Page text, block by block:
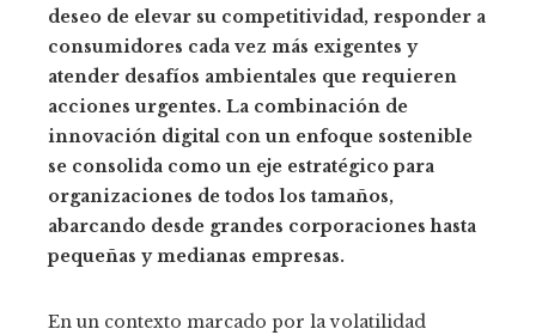
deseo de elevar su competitividad, responder a
consumidores cada vez más exigentes y
atender desafíos ambientales que requieren
acciones urgentes. La combinación de
innovación digital con un enfoque sostenible
se consolida como un eje estratégico para
organizaciones de todos los tamaños,
abarcando desde grandes corporaciones hasta
pequeñas y medianas empresas.
En un contexto marcado por la volatilidad